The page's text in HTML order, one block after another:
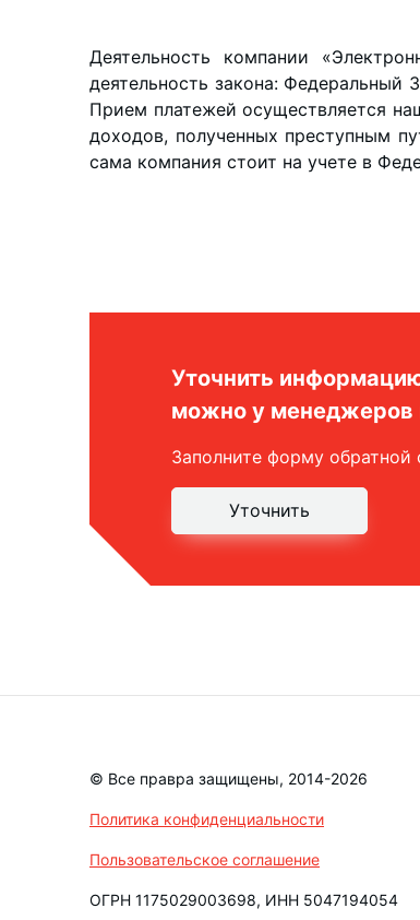
Деятельность компании
деятельность закона:
Прием платежей осуществляется
доходов, полученных преступным
сама компания стоит на учете в
Уточнить
можно у менеджеров
Заполните форму обратной
Уточнить
© Все правра защищены, 2014-2026
Политика конфиденциальности
Пользовательское соглашение
ОГРН 1175029003698, ИНН 5047194054